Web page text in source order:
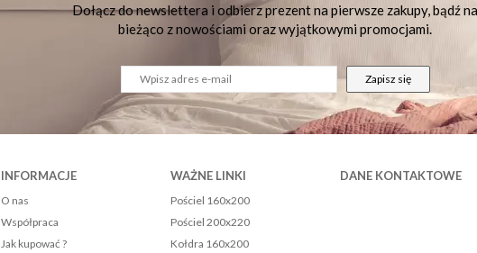
Dołącz do newslettera i odbierz prezent na pierwsze zakupy, bądź na
bieżąco z nowościami oraz wyjątkowymi promocjami.
Zapisz się
INFORMACJE
O nas
Współpraca
Jak kupować ?
WAŻNE LINKI
Pościel 160x200
Pościel 200x220
Kołdra 160x200
DANE KONTAKTOWE